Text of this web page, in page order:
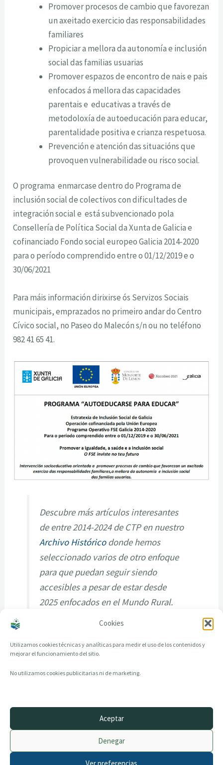
Cookies
Utilizamos cookies técnicas y analíticas para medir el uso de los contenidos y
mejorar el funcionamiento del sitio.
No utilizamos cookies publicitarias ni de marketing.
Aceptar
Denegar
Ver preferencias
Promover procesos de cambio que favorezan
un axeitado exercicio das responsabilidades
familiares
Propiciar a mellora da autonomía e inclusión
social das familias usuarias
Promover espazos de encontro de nais e pais
enfocados á mellora das capacidades
parentais e educativas a través de
metodoloxía de autoeducación para educar,
parentalidade positiva e crianza respetuosa.
Prevención e atención das situacións que
provoquen vulnerabilidade ou risco social.
O programa enmarcase dentro do Programa de
inclusión social de colectivos con dificultades de
integración social e está subvencionado pola
Consellería de Política Social da Xunta de Galicia e
cofinanciado Fondo social europeo Galicia 2014-2020
para o período comprendido entre o 01/12/2019 e o
30/06/2021
Para máis información dirixirse ós Servizos Sociais
municipais, emprazados no primeiro andar do Centro
Cívico social, no Paseo do Malecón s/n ou no teléfono
982 41 65 41.
Descubre más artículos interesantes
de entre 2014-2024 de CTP en nuestro
Archivo Históricodonde hemos
seleccionado varios de otro enfoque
para que puedan seguir siendo
accesibles a pesar de estar desde
2025 enfocados en el Mundo Rural.
© 2014–2026 creandotuprovincia.es · Todos los derechos reservados